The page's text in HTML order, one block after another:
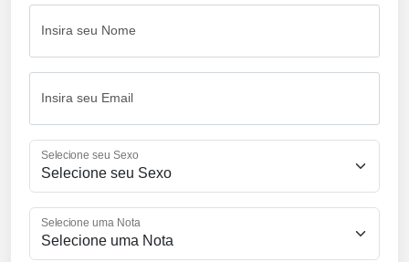
Insira seu Nome
Insira seu Email
Selecione seu Sexo
Selecione uma Nota